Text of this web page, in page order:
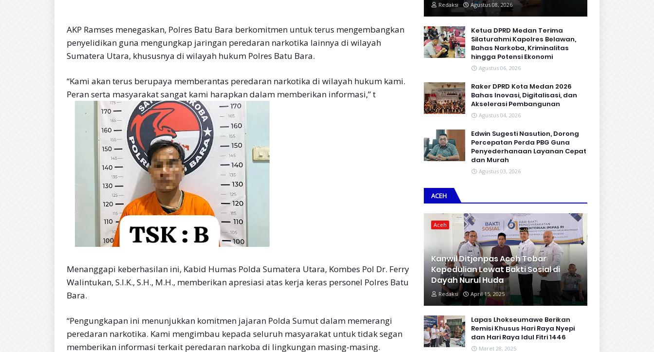
AKP Ramses menegaskan, Polres Batu Bara berkomitmen untuk terus mengembangkan
penyelidikan guna mengungkap jaringan peredaran narkotika lainnya di wilayah
Sumatera Utara, khususnya di wilayah hukum Polres Batu Bara.
“Kami akan terus berupaya memberantas peredaran narkotika di wilayah hukum kami.
Peran serta masyarakat sangat kami harapkan dalam memberikan informasi,” t
Menanggapi keberhasilan ini, Kabid Humas Polda Sumatera Utara, Kombes Pol Dr. Ferry
Walintukan, S.I.K., S.H., M.H., memberikan apresiasi atas kerja keras personel Polres Batu
Bara.
“Pengungkapan ini menunjukkan komitmen jajaran Polda Sumut dalam memerangi
peredaran narkotika. Kami mengimbau kepada seluruh masyarakat untuk tidak segan
memberikan informasi terkait peredaran narkoba di lingkungan masing-masing.
Redaksi Agustus 08, 2026
Ketua DPRD Medan Terima
Silaturahmi Kapolres Belawan,
Bahas Narkoba, Kriminalitas
hingga Potensi Ekonomi
Agustus 06, 2026
Raker DPRD Kota Medan 2026
Bahas Inovasi, Digitalisasi, dan
Akselerasi Pembangunan
Agustus 04, 2026
Edwin Sugesti Nasution, Dorong
Percepatan Perda PBG Guna
Penyederhanaan Layanan Cepat
dan Murah
Agustus 03, 2026
ACEH
Aceh
Kanwil Ditjenpas Aceh Tebar
Kepedulian Lewat Bakti Sosial di
Dayah Nurul Huda
Redaksi April 15, 2025
Lapas Lhokseumawe Berikan
Remisi Khusus Hari Raya Nyepi
dan Hari Raya Idul Fitri 1446
Maret 28, 2025